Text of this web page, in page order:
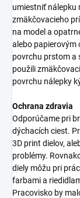
umiestniť nálepku
zmäkčovacieho
na model a
alebo papierovým
povrchu prstom a
použili
povrchu nálepky
Ochrana zdravia
Odporúčame pri
dýchacích ciest.
3D print dielov,
problémy.
diely môžu pri
farbami a
Pracovisko by